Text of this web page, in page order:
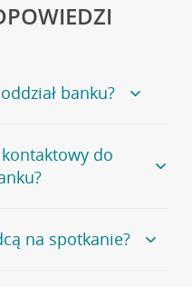
banku?
zapraszamy na
której znajduje się
do
ogólnego numeru
na spotkanie?